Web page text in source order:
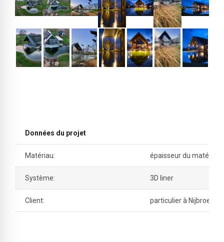
Données du projet
Matériau: épaisseur du matériau
Système: 3D liner
Client: particulier à Nijbroek